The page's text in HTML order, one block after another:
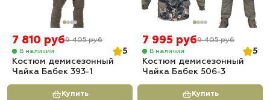
7 810 руб9 405 руб
В наличии
5
Костюм демисезонный
Чайка Бабек 393-1
Купить
7 995 руб9 405 руб
В наличии
5
Костюм демисезонный
Чайка Бабек 506-3
Купить